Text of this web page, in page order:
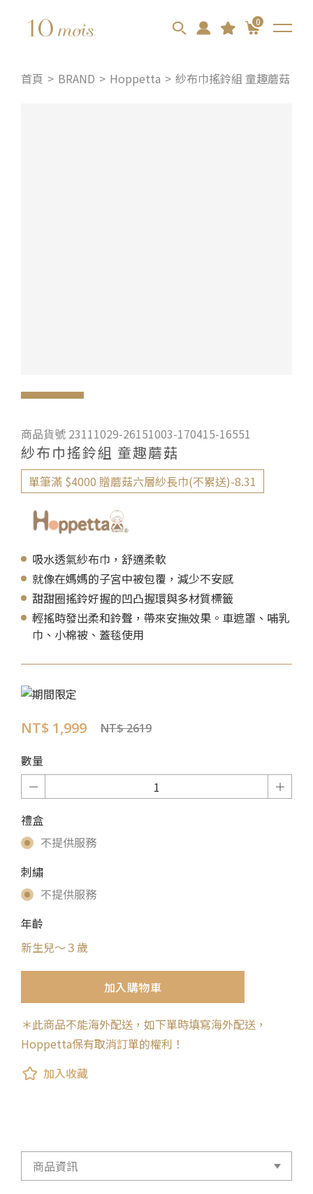
0
首頁 BRAND Hoppetta 紗布巾搖鈴組 童趣蘑菇
商品貨號 23111029-26151003-170415-16551
紗布巾搖鈴組 童趣蘑菇
單筆滿 $4000 贈蘑菇六層紗長巾(不累送)-8.31
吸水透氣紗布巾，舒適柔軟
就像在媽媽的子宮中被包覆，減少不安感
甜甜圈搖鈴好握的凹凸握環與多材質標籤
輕搖時發出柔和鈴聲，帶來安撫效果。車遮罩、哺乳
巾、小棉被、蓋毯使用
NT$ 1,999 NT$ 2619
數量
禮盒
不提供服務
刺繡
不提供服務
年齡
新生兒～３歲
加入購物車
＊此商品不能海外配送，如下單時填寫海外配送，
Hoppetta保有取消訂單的權利！
加入收藏